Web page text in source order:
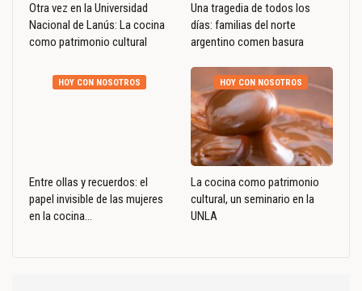
Otra vez en la Universidad
Nacional de Lanús: La cocina
como patrimonio cultural
Una tragedia de todos los
días: familias del norte
argentino comen basura
HOY CON NOSOTROS
Entre ollas y recuerdos: el
papel invisible de las mujeres
en la cocina…
HOY CON NOSOTROS
La cocina como patrimonio
cultural, un seminario en la
UNLA